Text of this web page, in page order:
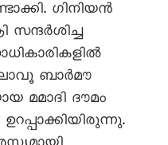
ഗിനിയൻ
ബാർമൗ
മമാദി ദൗമം